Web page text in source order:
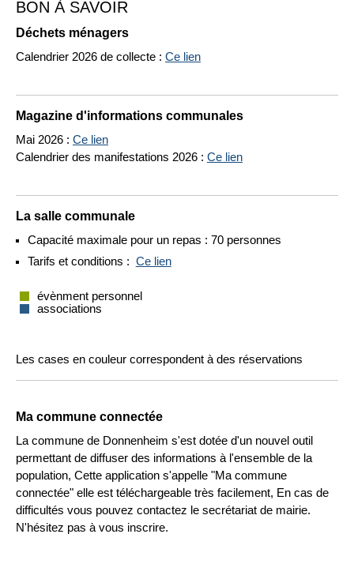
BON À SAVOIR
Déchets ménagers
Calendrier 2026 de collecte : Ce lien
Magazine d'informations communales
Mai 2026 : Ce lien
Calendrier des manifestations 2026 : Ce lien
La salle communale
Capacité maximale pour un repas : 70 personnes
Tarifs et conditions : Ce lien
évènment personnel
associations
Les cases en couleur correspondent à des réservations
Ma commune connectée
La commune de Donnenheim s'est dotée d'un nouvel outil
permettant de diffuser des informations à l'ensemble de la
population, Cette application s'appelle "Ma commune
connectée" elle est téléchargeable très facilement, En cas de
difficultés vous pouvez contactez le secrétariat de mairie.
N'hésitez pas à vous inscrire.